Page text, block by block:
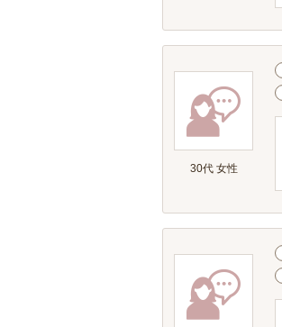
30代 女性